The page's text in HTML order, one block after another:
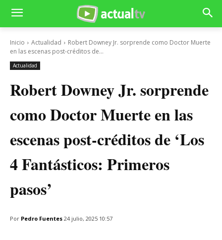
Inicio Actualidad
Robert Downey Jr. sorprende como Doctor Muerte
en las escenas post-créditos de...
Actualidad
Robert Downey Jr. sorprende
como Doctor Muerte en las
escenas post-créditos de ‘Los
4 Fantásticos: Primeros
pasos’
Por Pedro Fuentes 24 julio, 2025 10:57